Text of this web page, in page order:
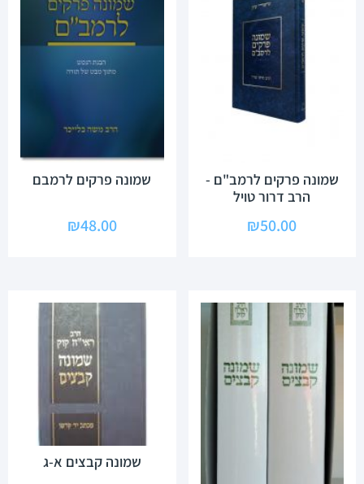
שמונה פרקים לרמב"ם -
הרב דרור טויל
₪50.00
שמונה פרקים לרמבם
₪48.00
שמונה קבצים א-ג